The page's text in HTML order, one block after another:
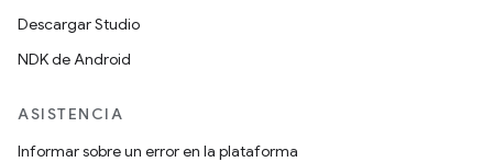
Descargar Studio
NDK de Android
ASISTENCIA
Informar sobre un error en la plataforma